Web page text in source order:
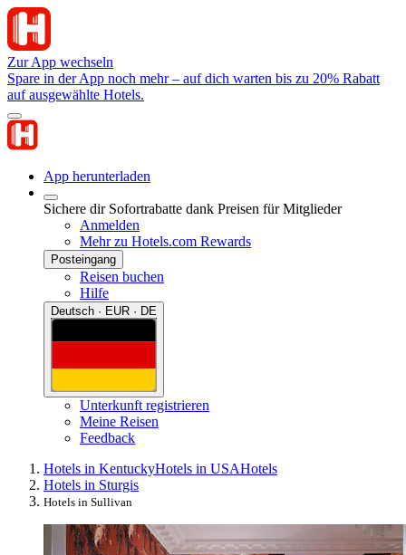
Zur App wechseln
Spare in der App noch mehr – auf dich warten bis zu 20% Rabatt
auf ausgewählte Hotels.
App herunterladen
Sichere dir Sofortrabatte dank Preisen für Mitglieder
Anmelden
Mehr zu Hotels.com Rewards
Posteingang
Reisen buchen
Hilfe
Deutsch · EUR · DE
Unterkunft registrieren
Meine Reisen
Feedback
Hotels in KentuckyHotels in USAHotels
Hotels in Sturgis
Hotels in Sullivan